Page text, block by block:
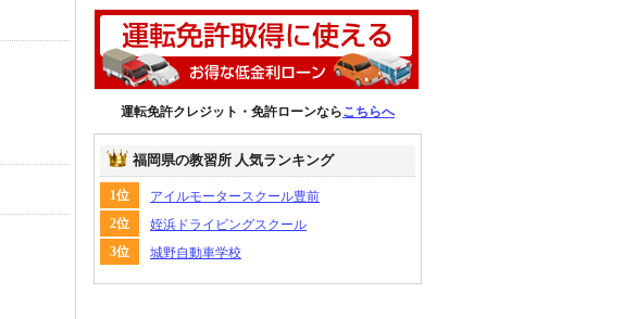
運転免許クレジット・免許ローンならこちらへ
福岡県の教習所 人気ランキング
1位
アイルモータースクール豊前
2位
姪浜ドライビングスクール
3位
城野自動車学校